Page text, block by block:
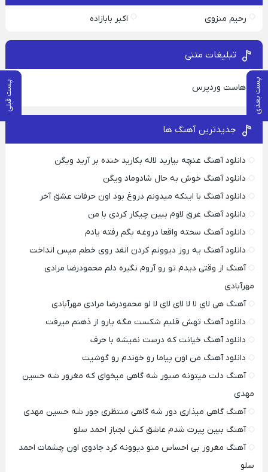
پست بعدی پست قبلی
رحیم منزوی اکبر بابازاده
تبلیغات متنی
هاست وردپرس
جدیدترین آهنگ ها
دانلود آهنگ غنچه بیارید لاله بکارید خنده بر آرید ویگن
دانلود آهنگ خوش به حال شادوماد ویگن
دانلود آهنگ با اینکه میدونم دروغ بود اون حرفات عشق آخر
دانلود آهنگ غرق لاوم ببین چیکار کردی با من
دانلود آهنگ سخته واقعا دروغه بگم رفته یادم
دانلود آهنگ یه روز دیوونم کردن انقد روی خطم میس انداخت
آهنگ از وقتی دیدم تو رو آروم نگیره دلم محمودرضا مرادی
مهرآبادی
آهنگ هی لای لا لا لای لای لا لو محمودرضا مرادی مهرآبادی
دانلود آهنگ تهش قلبم شکست مگه یارو از ذهنم میرفت
دانلود آهنگ خیانت که درست نمیشه با حرف
دانلود آهنگ من اون پیاما رو خوندم رو گوشیت
آهنگ دلت میتونه صبور شه گاهی میخوای که مغرور شه حسین
مهدی
آهنگ گاهی میذاری دور شه گاهی منتظری جور شه حسین مهدی
آهنگ ببین پیرت شدم عاشق کش لجباز احمد سلو
آهنگ مغرور بی احساس منو دیوونه کرد جادوی اون چشمات احمد
سلو